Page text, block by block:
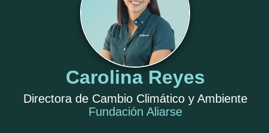
Carolina Reyes
Directora de Cambio Climático y Ambiente
Fundación Aliarse